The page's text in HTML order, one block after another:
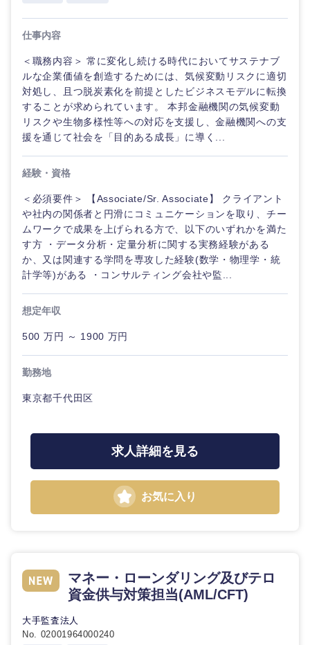
仕事内容
＜職務内容＞ 常に変化し続ける時代においてサステナブ
ルな企業価値を創造するためには、気候変動リスクに適切
対処し、且つ脱炭素化を前提としたビジネスモデルに転換
することが求められています。 本邦金融機関の気候変動
リスクや生物多様性等への対応を支援し、金融機関への支
援を通じて社会を「目的ある成長」に導く...
経験・資格
＜必須要件＞ 【Associate/Sr. Associate】 クライアント
や社内の関係者と円滑にコミュニケーションを取り、チー
ムワークで成果を上げられる方で、以下のいずれかを満た
す方 ・データ分析・定量分析に関する実務経験がある
か、又は関連する学問を専攻した経験(数学・物理学・統
計学等)がある ・コンサルティング会社や監...
想定年収
500 万円 ～ 1900 万円
勤務地
東京都千代田区
求人詳細を見る
お気に入り
マネー・ローンダリング及びテロ
資金供与対策担当(AML/CFT)
大手監査法人
No. 02001964000240